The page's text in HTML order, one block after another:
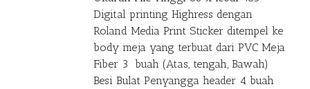
Digital printing Highress dengan
Roland Media Print Sticker ditempel ke
body meja yang terbuat dari PVC Meja
Fiber 3 buah (Atas, tengah, Bawah)
Besi Bulat Penyangga header 4 buah